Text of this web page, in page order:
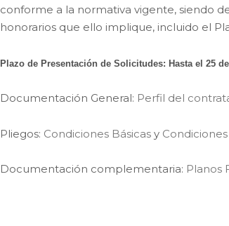
conforme a la normativa vigente, siendo
honorarios que ello implique, incluido el
Plazo de Presentación de Solicitudes: Hasta el 25
Documentación General: Perfil del
Pliegos: Condiciones Básicas y
Documentación complementaria: Planos